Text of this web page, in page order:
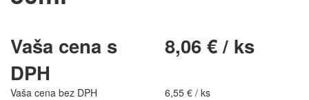
Vaša cena s
DPH
8,06 € / ks
Vaša cena bez DPH
6,55 € / ks